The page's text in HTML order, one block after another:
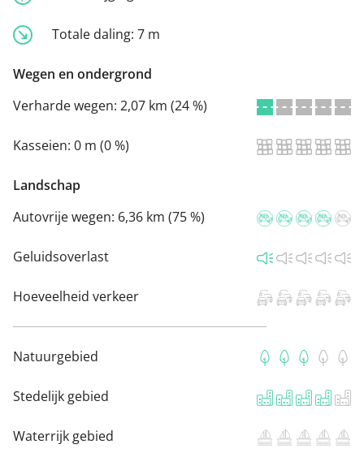
Totale daling: 7 m
Wegen en ondergrond
Verharde wegen: 2,07 km (24 %)
Kasseien: 0 m (0 %)
Landschap
Autovrije wegen: 6,36 km (75 %)
Geluidsoverlast
Hoeveelheid verkeer
Natuurgebied
Stedelijk gebied
Waterrijk gebied